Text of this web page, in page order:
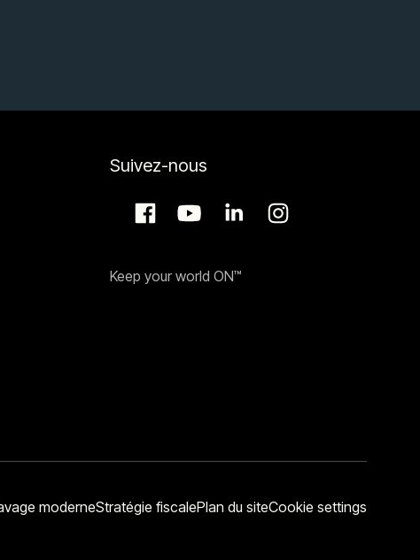
Suivez-nous
Keep your world ON™
moderneStratégie fiscalePlan du siteCookie settings